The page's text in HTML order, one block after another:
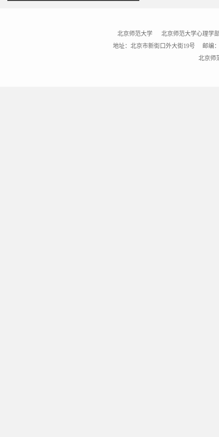
北京师范大学
北京师范大学心理学
地址：北京市新街口外大街19号 邮编
北京师